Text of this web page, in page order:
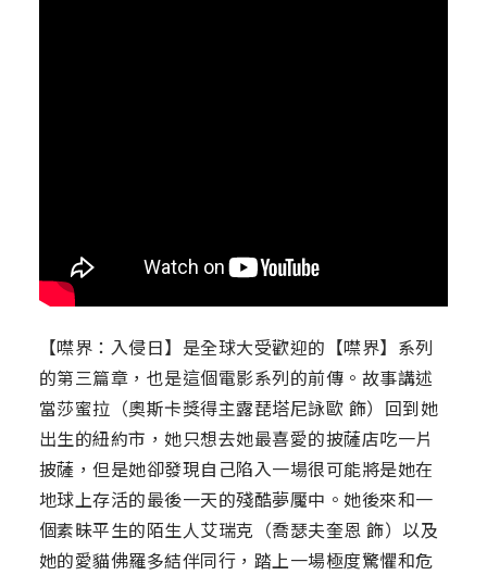
【噤界：入侵日】是全球大受歡迎的【噤界】系列
的第三篇章，也是這個電影系列的前傳。故事講述
當莎蜜拉（奧斯卡獎得主露琵塔尼詠歐 飾）回到她
出生的紐約市，她只想去她最喜愛的披薩店吃一片
披薩，但是她卻發現自己陷入一場很可能將是她在
地球上存活的最後一天的殘酷夢魘中。她後來和一
個素昧平生的陌生人艾瑞克（喬瑟夫奎恩 飾）以及
她的愛貓佛羅多結伴同行，踏上一場極度驚懼和危